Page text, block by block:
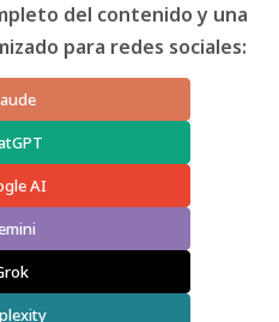
del contenido y una
para redes sociales:
AI